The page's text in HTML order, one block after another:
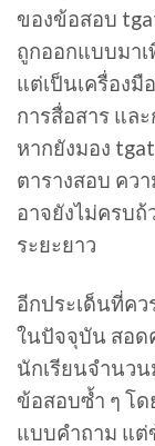
ของข้อสอบ
ถูกออกแบบมาเ
แต่เป็นเครื่อง
การสื่อสาร แล
หากยังมอง
ตารางสอบ คว
อาจยังไม่ครบ
ระยะยาว
อีกประเด็นที่ค
ในปัจจุบัน สอด
นักเรียนจำนว
ข้อสอบซ้ำ ๆ โ
แบบคำถาม แต่